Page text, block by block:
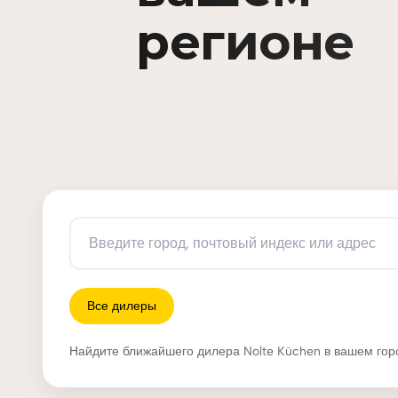
регионе
Все дилеры
Найдите ближайшего дилера Nolte Küchen в вашем